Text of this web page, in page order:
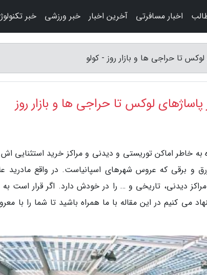
لوکس تا حراجی ها و بازار روز - کولو
پاساژهای لوکس تا حراجی ها و بازار روز
به خاطر اماکن توریستی و دیدنی و مراکز خرید استثنایی
و برقی که عروس شهرهای اسپانیاست. در واقع مادرید
مراکز دیدنی، تاریخی و … را در خودش دارد. اگر قرار است
می کنیم در این مقاله با ما همراه باشید تا شما را با
اخبار مسافرتی آخرین اخبار خبر ورزشی خبر